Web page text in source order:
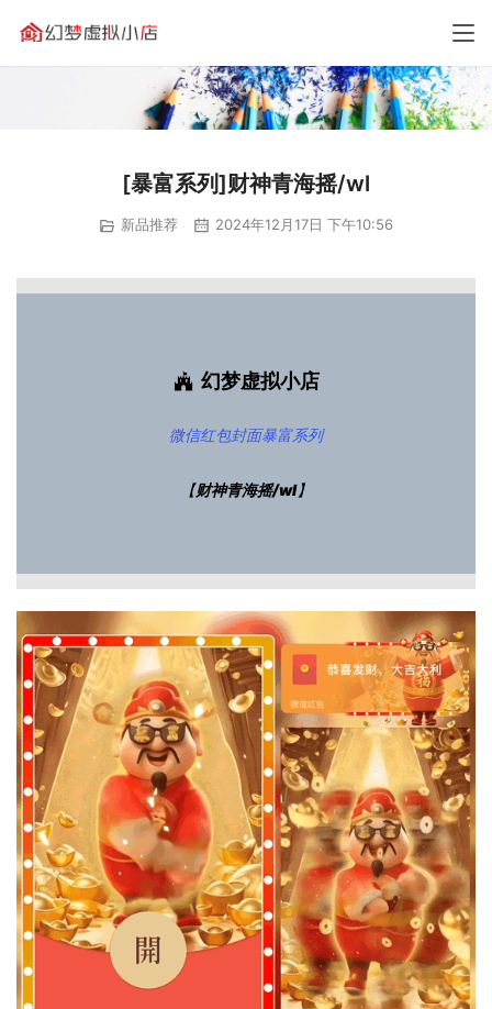
[暴富系列]财神青海摇/wl
新品推荐 2024年12月17日 下午10:56
幻梦虚拟小店
微信红包封面暴富系列
【财神青海摇/wl】